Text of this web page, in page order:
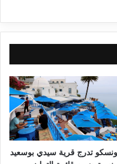
تدرج قرية سيدي بوسعيد